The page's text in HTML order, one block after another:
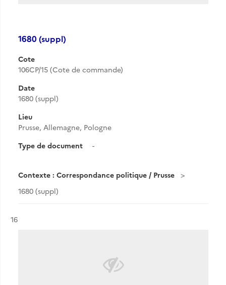
1680 (suppl)
Cote
106CP/15 (Cote de commande)
Date
1680 (suppl)
Lieu
Prusse, Allemagne, Pologne
Type de document
-
Contexte : Correspondance politique / Prusse
1680 (suppl)
Résultat n°
16